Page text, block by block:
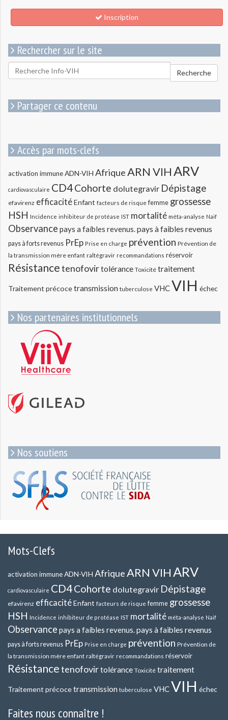
Inscription
Rechercher sur le site
Rechercher
pour
Recherche
Partager ce contenu
Accès par mots-clefs
activation immuneADN-VIH AfriqueARN VIHARV
cardiovasculaire CD4Cohorte dolutegravir Dépistage
efavirenz efficacitéEnfant facteurs de risque femme grossesse
HSH Incidence inhibiteur de protéase IST mortalité méta-analyse Naif
Observance pays a faibles revenus.pays à faibles revenus
pays à forts revenus PrEp Prise en charge prévention Prévention de
la transmission mère enfant raltégravir recommandations réservoir
Résistancetenofovirtolérance Toxicité traitement
Traitement précocetransmission tuberculose VHCVIH échec
Nos partenaires institutionnels
Nos soutiens
Mots-Clefs
activation immuneADN-VIH AfriqueARN VIHARV
cardiovasculaire CD4Cohorte dolutegravir Dépistage
efavirenz efficacitéEnfant facteurs de risque femme grossesse
HSH Incidence inhibiteur de protéase IST mortalité méta-analyse Naif
Observance pays a faibles revenus.pays à faibles revenus
pays à forts revenus PrEp Prise en charge prévention Prévention de
la transmission mère enfant raltégravir recommandations réservoir
Résistancetenofovirtolérance Toxicité traitement
Traitement précocetransmission tuberculose VHCVIH échec
Faites nous connaître !